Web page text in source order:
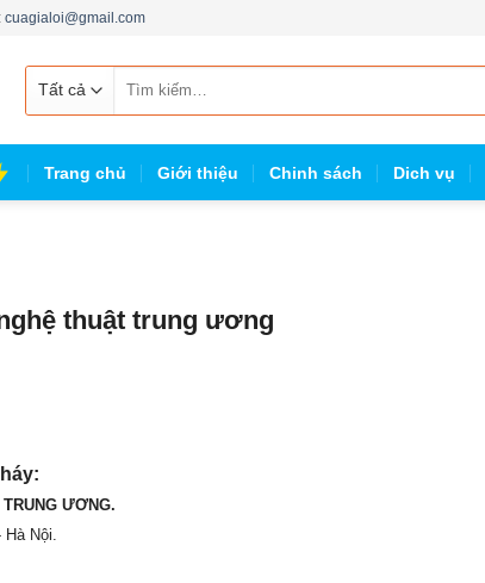
cuagialoi@gmail.com
kiếm:
Trang chủ Giới thiệu Chinh sách Dich vụ
thuật trung ương
ƯƠNG.
Nội.